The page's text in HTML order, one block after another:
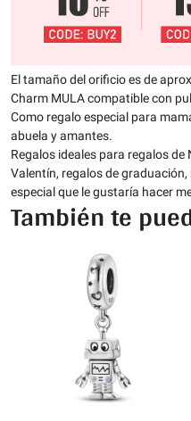
El tamaño del orificio es de
Charm MULA compatible con
Como regalo especial para
abuela y amantes.
Regalos ideales para regalos de
Valentín, regalos de
especial que le gustaría hacer
También te